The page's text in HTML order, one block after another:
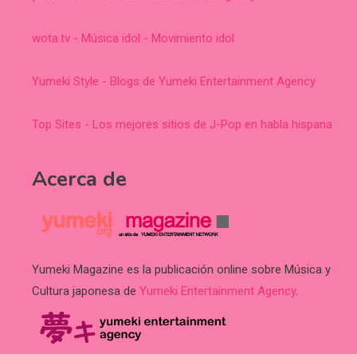
wota.tv - Música idol - Movimiento idol
Yumeki Style - Blogs de Yumeki Entertainment Agency
Top Sites - Los mejores sitios de J-Pop en habla hispana
Acerca de
Yumeki Magazine es la publicación online sobre Música y
Cultura japonesa de Yumeki Entertainment Agency.